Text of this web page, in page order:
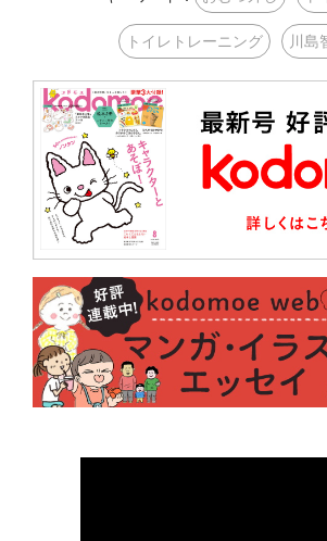
トイレトレーニング 川島